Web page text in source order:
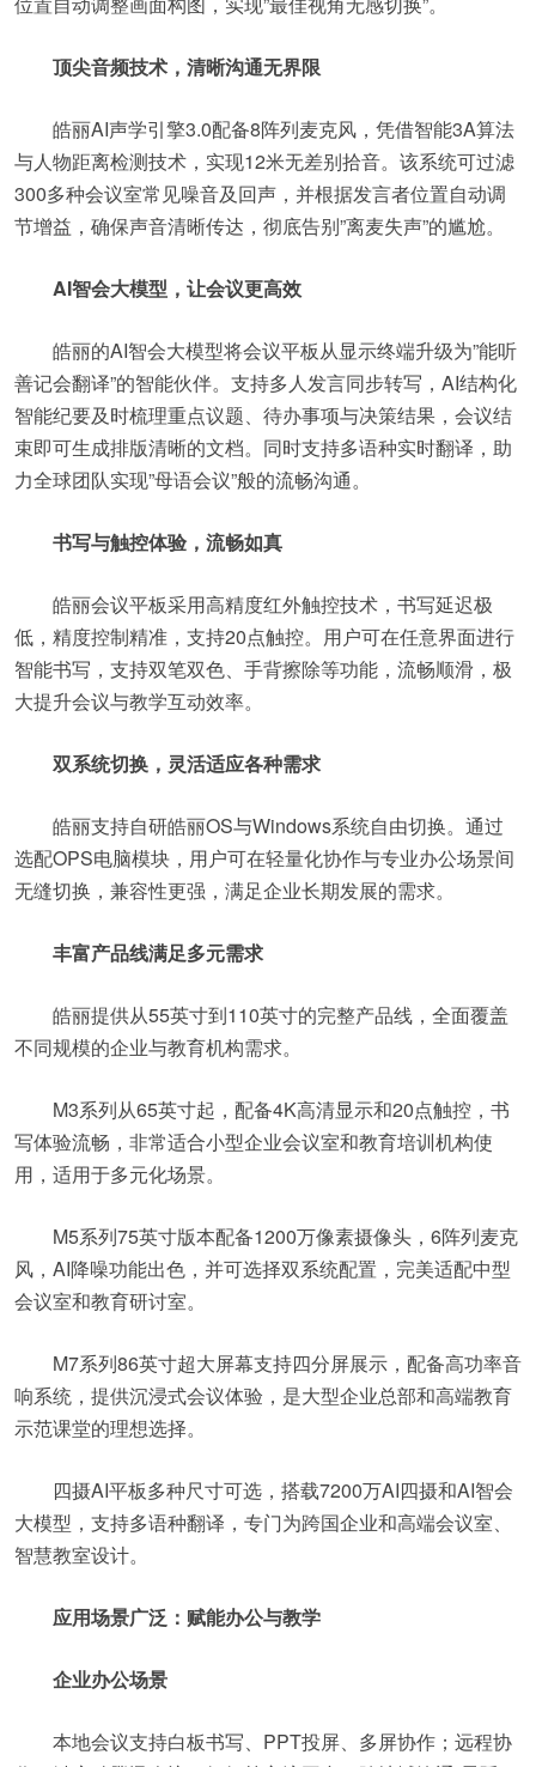
顶尖音频技术，清晰沟通无界限
皓丽AI声学引擎3.0配备8阵列麦克风，凭借智能3A算法
与人物距离检测技术，实现12米无差别拾音。该系统可过滤
300多种会议室常见噪音及回声，并根据发言者位置自动调
节增益，确保声音清晰传达，彻底告别”离麦失声”的尴尬。
AI智会大模型，让会议更高效
皓丽的AI智会大模型将会议平板从显示终端升级为”能听
善记会翻译”的智能伙伴。支持多人发言同步转写，AI结构化
智能纪要及时梳理重点议题、待办事项与决策结果，会议结
束即可生成排版清晰的文档。同时支持多语种实时翻译，助
力全球团队实现”母语会议”般的流畅沟通。
书写与触控体验，流畅如真
皓丽会议平板采用高精度红外触控技术，书写延迟极
低，精度控制精准，支持20点触控。用户可在任意界面进行
智能书写，支持双笔双色、手背擦除等功能，流畅顺滑，极
大提升会议与教学互动效率。
双系统切换，灵活适应各种需求
皓丽支持自研皓丽OS与Windows系统自由切换。通过
选配OPS电脑模块，用户可在轻量化协作与专业办公场景间
无缝切换，兼容性更强，满足企业长期发展的需求。
丰富产品线满足多元需求
皓丽提供从55英寸到110英寸的完整产品线，全面覆盖
不同规模的企业与教育机构需求。
M3系列从65英寸起，配备4K高清显示和20点触控，书
写体验流畅，非常适合小型企业会议室和教育培训机构使
用，适用于多元化场景。
M5系列75英寸版本配备1200万像素摄像头，6阵列麦克
风，AI降噪功能出色，并可选择双系统配置，完美适配中型
会议室和教育研讨室。
M7系列86英寸超大屏幕支持四分屏展示，配备高功率音
响系统，提供沉浸式会议体验，是大型企业总部和高端教育
示范课堂的理想选择。
四摄AI平板多种尺寸可选，搭载7200万AI四摄和AI智会
大模型，支持多语种翻译，专门为跨国企业和高端会议室、
智慧教室设计。
应用场景广泛：赋能办公与教学
企业办公场景
本地会议支持白板书写、PPT投屏、多屏协作；远程协